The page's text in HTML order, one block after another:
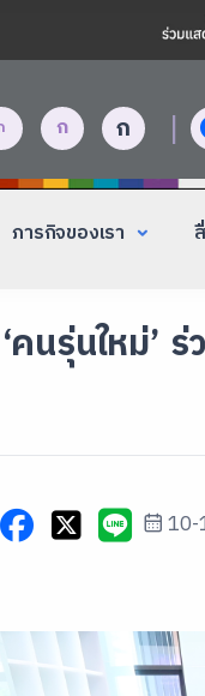
ก ก |
ภารกิจของเรา
นรุ่นใหม่’
10-